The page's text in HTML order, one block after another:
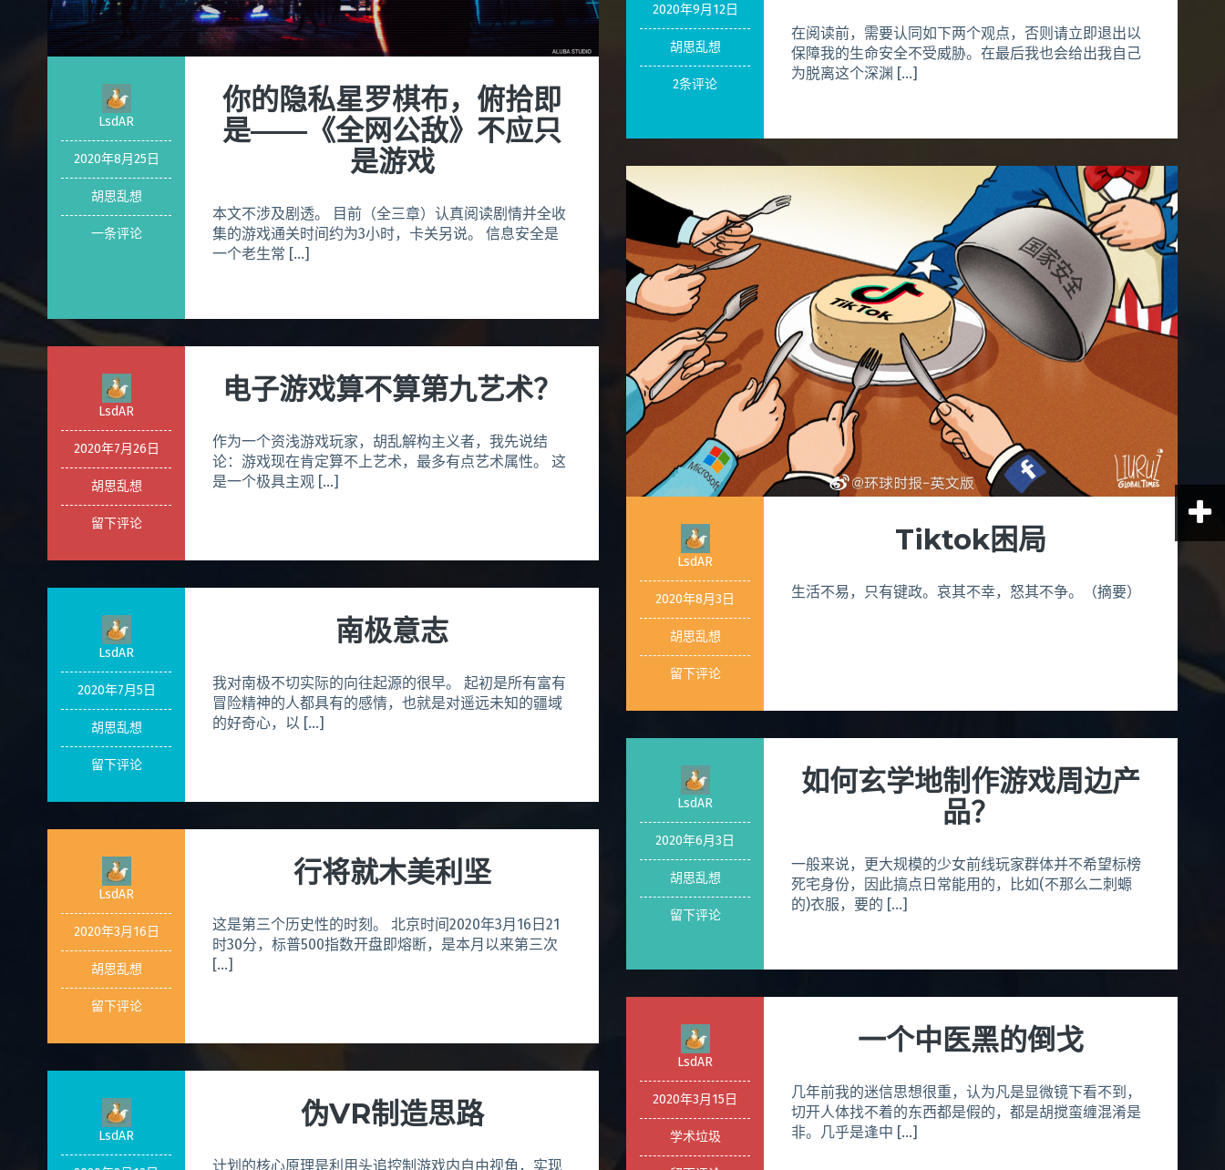
2020年9月12日
胡思乱想
2条评论
在阅读前，需要认同如下两个观点，否则请立即退出以
保障我的生命安全不受威胁。在最后我也会给出我自己
为脱离这个深渊 […]
LsdAR
2020年8月25日
胡思乱想
一条评论
你的隐私星罗棋布，俯拾即
是——《全网公敌》不应只
是游戏
本文不涉及剧透。 目前（全三章）认真阅读剧情并全收
集的游戏通关时间约为3小时，卡关另说。 信息安全是
一个老生常 […]
LsdAR
2020年8月3日
胡思乱想
留下评论
Tiktok困局
生活不易，只有键政。哀其不幸，怒其不争。（摘要）
LsdAR
2020年7月26日
胡思乱想
留下评论
电子游戏算不算第九艺术？
作为一个资浅游戏玩家，胡乱解构主义者，我先说结
论：游戏现在肯定算不上艺术，最多有点艺术属性。 这
是一个极具主观 […]
LsdAR
2020年7月5日
胡思乱想
留下评论
南极意志
我对南极不切实际的向往起源的很早。 起初是所有富有
冒险精神的人都具有的感情，也就是对遥远未知的疆域
的好奇心，以 […]
LsdAR
2020年6月3日
胡思乱想
留下评论
如何玄学地制作游戏周边产
品？
一般来说，更大规模的少女前线玩家群体并不希望标榜
死宅身份，因此搞点日常能用的，比如(不那么二刺螈
的)衣服，要的 […]
LsdAR
2020年3月16日
胡思乱想
留下评论
行将就木美利坚
这是第三个历史性的时刻。 北京时间2020年3月16日21
时30分，标普500指数开盘即熔断，是本月以来第三次
[…]
LsdAR
2020年3月15日
学术垃圾
一个中医黑的倒戈
几年前我的迷信思想很重，认为凡是显微镜下看不到，
切开人体找不着的东西都是假的，都是胡搅蛮缠混淆是
非。几乎是逢中 […]
LsdAR
伪VR制造思路
计划的核心原理是利用头追控制游戏内自由视角，实现